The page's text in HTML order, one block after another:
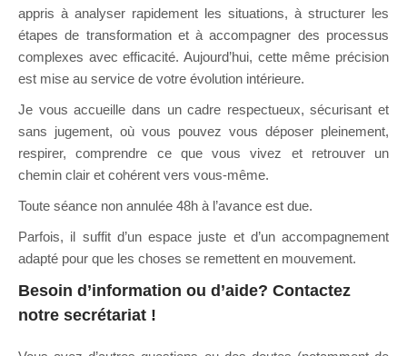
appris à analyser rapidement les situations, à structurer les
étapes de transformation et à accompagner des processus
complexes avec efficacité. Aujourd’hui, cette même précision
est mise au service de votre évolution intérieure.
Je vous accueille dans un cadre respectueux, sécurisant et
sans jugement, où vous pouvez vous déposer pleinement,
respirer, comprendre ce que vous vivez et retrouver un
chemin clair et cohérent vers vous-même.
Toute séance non annulée 48h à l’avance est due.
Parfois, il suffit d’un espace juste et d’un accompagnement
adapté pour que les choses se remettent en mouvement.
Besoin d’information ou d’aide? Contactez
notre secrétariat !